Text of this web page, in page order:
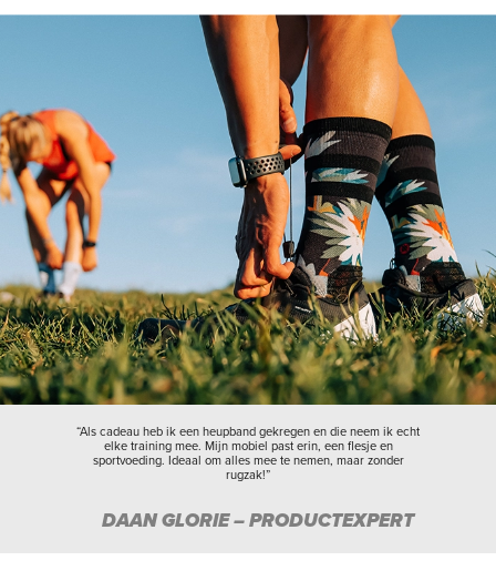
“Als cadeau heb ik een heupband gekregen en die neem ik echt
elke training mee. Mijn mobiel past erin, een flesje en
sportvoeding. Ideaal om alles mee te nemen, maar zonder
rugzak!”
DAAN GLORIE – PRODUCTEXPERT